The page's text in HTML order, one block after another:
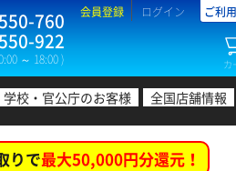
760
922
～ 18:00 )
会員登録 ログイン ご利
カ
校・官公庁のお客様 全国店舗情報
りで最大50,000円分還元！